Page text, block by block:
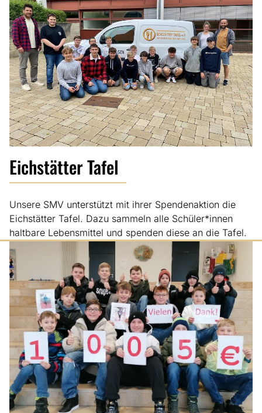
Eichstätter Tafel
Unsere SMV unterstützt mit ihrer Spendenaktion die
Eichstätter Tafel. Dazu sammeln alle Schüler*innen
haltbare Lebensmittel und spenden diese an die Tafel.